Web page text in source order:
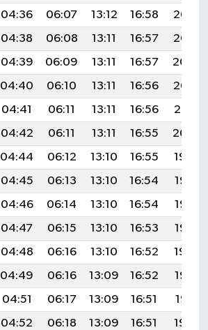
04:36 06:07 13:12 16:58
20:06
04:38 06:08 13:11 16:57
20:05
04:39 06:09 13:11 16:57
20:04
04:40 06:10 13:11 16:56
20:02
04:41 06:11 13:11 16:56
20:01
04:42 06:11 13:11 16:55
20:00
04:44 06:12 13:10 16:55
19:59
04:45 06:13 13:10 16:54
19:57
04:46 06:14 13:10 16:54
19:56
04:47 06:15 13:10 16:53
19:55
04:48 06:16 13:10 16:52
19:54
04:49 06:16 13:09 16:52
19:52
04:51 06:17 13:09 16:51
19:51
04:52 06:18 13:09 16:51
19:50